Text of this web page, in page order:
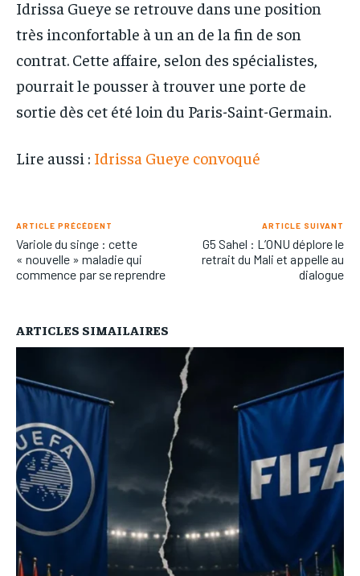
Idrissa Gueye se retrouve dans une position
très inconfortable à un an de la fin de son
contrat. Cette affaire, selon des spécialistes,
pourrait le pousser à trouver une porte de
sortie dès cet été loin du Paris-Saint-Germain.
Lire aussi : Idrissa Gueye convoqué
ARTICLE PRÉCÉDENT
Variole du singe : cette
« nouvelle » maladie qui
commence par se reprendre
ARTICLE SUIVANT
G5 Sahel : L’ONU déplore le
retrait du Mali et appelle au
dialogue
ARTICLES SIMAILAIRES